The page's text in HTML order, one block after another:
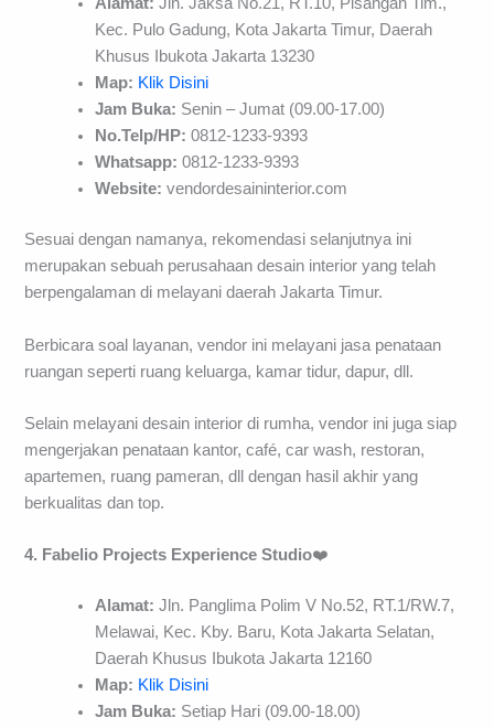
Alamat: Jln. Jaksa No.21, RT.10, Pisangan Tim.,
Kec. Pulo Gadung, Kota Jakarta Timur, Daerah
Khusus Ibukota Jakarta 13230
Map: Klik Disini
Jam Buka: Senin – Jumat (09.00-17.00)
No.Telp/HP: 0812-1233-9393
Whatsapp:0812-1233-9393
Website:vendordesaininterior.com
Sesuai dengan namanya, rekomendasi selanjutnya ini
merupakan sebuah perusahaan desain interior yang telah
berpengalaman di melayani daerah Jakarta Timur.
Berbicara soal layanan, vendor ini melayani jasa penataan
ruangan seperti ruang keluarga, kamar tidur, dapur, dll.
Selain melayani desain interior di rumha, vendor ini juga siap
mengerjakan penataan kantor, café, car wash, restoran,
apartemen, ruang pameran, dll dengan hasil akhir yang
berkualitas dan top.
4. Fabelio Projects Experience Studio❤️
Alamat: Jln. Panglima Polim V No.52, RT.1/RW.7,
Melawai, Kec. Kby. Baru, Kota Jakarta Selatan,
Daerah Khusus Ibukota Jakarta 12160
Map: Klik Disini
Jam Buka: Setiap Hari (09.00-18.00)